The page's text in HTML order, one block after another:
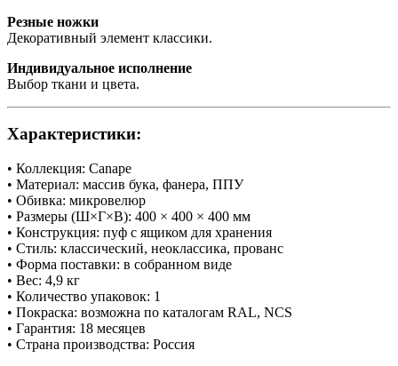
Резные ножки
Декоративный элемент классики.
Индивидуальное исполнение
Выбор ткани и цвета.
Характеристики:
• Коллекция: Canape
• Материал: массив бука, фанера, ППУ
• Обивка: микровелюр
• Размеры (Ш×Г×В): 400 × 400 × 400 мм
• Конструкция: пуф с ящиком для хранения
• Стиль: классический, неоклассика, прованс
• Форма поставки: в собранном виде
• Вес: 4,9 кг
• Количество упаковок: 1
• Покраска: возможна по каталогам RAL, NCS
• Гарантия: 18 месяцев
• Страна производства: Россия